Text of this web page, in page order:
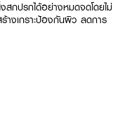
กปรกได้อย่างหมดจดโดยไม่
างเกราะป้องกันผิว ลดการ